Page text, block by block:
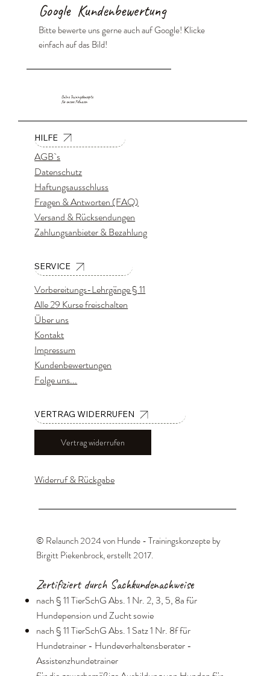
HILFE
AGB`s
Datenschutz
Haftungsausschluss
Fragen & Antworten (FAQ)
Versand & Rücksendungen
Zahlungsanbieter & Bezahlung
SERVICE
Vorbereitungs-Lehrgänge § 11
Alle 29 Kurse freischalten
Über uns
Kontakt
Impressum
Kundenbewertungen
Folge uns...
VERTRAG WIDERRUFEN
Vertrag widerrufen
Widerruf & Rückgabe
Google Kundenbewertung
Bitte bewerte uns gerne auch auf Google! Klicke
einfach auf das Bild!
Online Trainingskonzepte
für unsere Fellnasen
© Relaunch 2024 von Hunde - Trainingskonzepte by
Birgitt Piekenbrock, erstellt 2017.
Zertifiziert durch Sachkundenachweise
nach § 11 TierSchG Abs. 1 Nr. 2, 3, 5, 8a für
Hundepension und Zucht sowie
nach § 11 TierSchG Abs. 1 Satz 1 Nr. 8f für
Hundetrainer - Hundeverhaltensberater -
Assistenzhundetrainer